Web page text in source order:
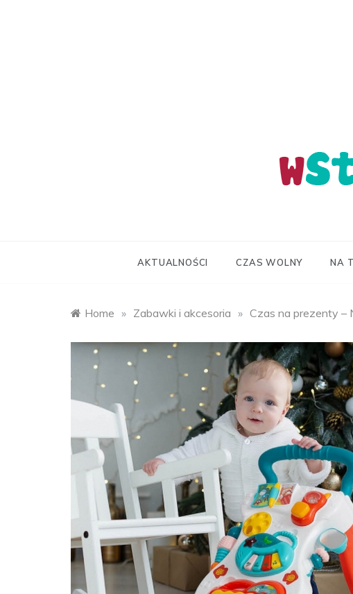
AKTUALNOŚCI CZAS WOLNY NA
Home » Zabawki i akcesoria » Czas na prezenty –